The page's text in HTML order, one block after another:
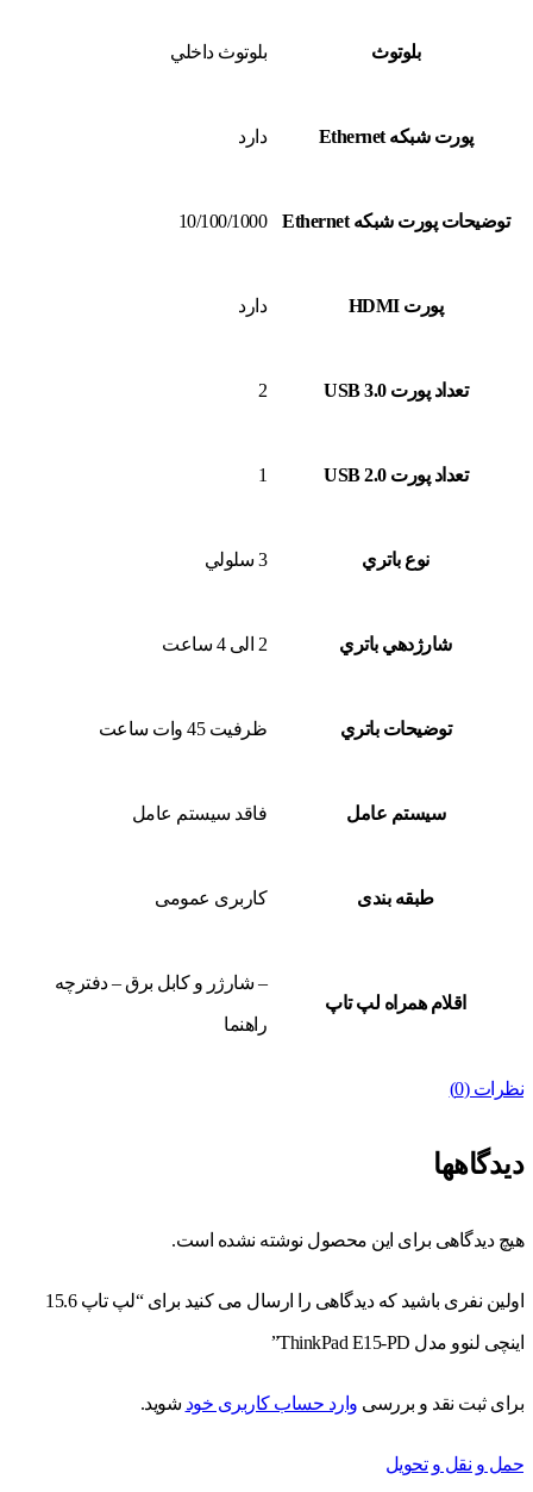
بلوتوث بلوتوث داخلي
پورت شبکه Ethernet دارد
توضيحات پورت شبکه Ethernet 10/100/1000
پورت HDMI دارد
تعداد پورت USB 3.0 2
تعداد پورت USB 2.0 1
نوع باتري 3 سلولي
شارژدهي باتري 2 الی 4 ساعت
توضيحات باتري ظرفیت 45 وات‌ ساعت
سيستم عامل فاقد سیستم‌ عامل
طبقه بندی کاربری عمومی
اقلام همراه لپ تاپ
– شارژر و کابل برق – دفترچه
راهنما
نظرات (0)
دیدگاهها
هیچ دیدگاهی برای این محصول نوشته نشده است.
اولین نفری باشید که دیدگاهی را ارسال می کنید برای “لپ تاپ 15.6
اینچی لنوو مدل ThinkPad E15-PD”
برای ثبت نقد و بررسی وارد حساب کاربری خود شوید.
حمل و نقل و تحویل